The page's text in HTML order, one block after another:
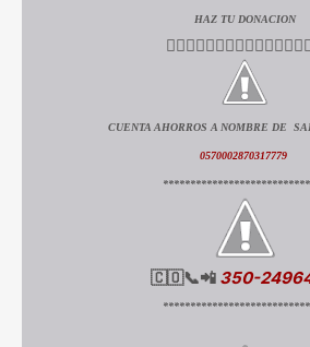
HAZ TU DONACION
CUENTA AHORROS A NOMBRE DE
0570002870317779
🇨🇴📞📲 350-